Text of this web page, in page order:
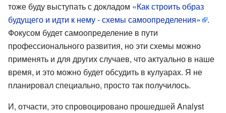
тоже буду выступать с докладом «Как строить образ
будущего и идти к нему - схемы самоопределения»
.
Фокусом будет самоопределение в пути
профессионального развития, но эти схемы можно
применять и для других случаев, что актуально в наше
время, и это можно будет обсудить в кулуарах. Я не
планировал специально, просто так получилось.
И, отчасти, это спровоцировано прошедшей Analyst